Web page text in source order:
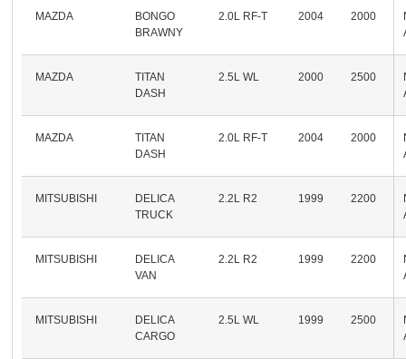
MAZDA
BONGO
BRAWNY
2.0L RF-T 2004 2000
MAZDA
TITAN
DASH
2.5L WL 2000 2500
MAZDA
TITAN
DASH
2.0L RF-T 2004 2000
MITSUBISHI
DELICA
TRUCK
2.2L R2 1999 2200
MITSUBISHI
DELICA
VAN
2.2L R2 1999 2200
MITSUBISHI
DELICA
CARGO
2.5L WL 1999 2500